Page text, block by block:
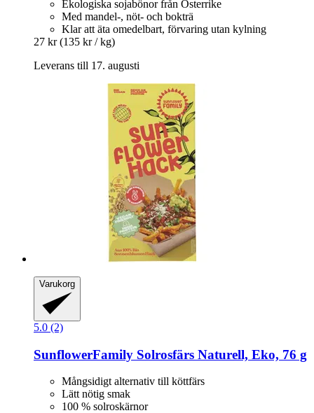
Ekologiska sojabönor från Österrike
Med mandel-, nöt- och bokträ
Klar att äta omedelbart, förvaring utan kylning
27 kr (135 kr / kg)
Leverans till 17. augusti
Varukorg
5.0 (2)
SunflowerFamily Solrosfärs Naturell, Eko, 76 g
Mångsidigt alternativ till köttfärs
Lätt nötig smak
100 % solroskärnor